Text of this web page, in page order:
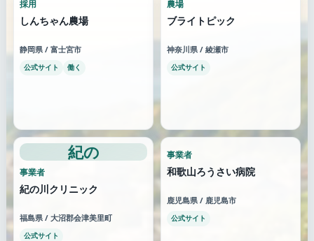
採用
しんちゃん農場
静岡県 / 富士宮市
公式サイト 働く
農場
ブライトピック
神奈川県 / 綾瀬市
公式サイト
紀の
事業者
紀の川クリニック
福島県 / 大沼郡会津美里町
公式サイト
事業者
和歌山ろうさい病院
鹿児島県 / 鹿児島市
公式サイト